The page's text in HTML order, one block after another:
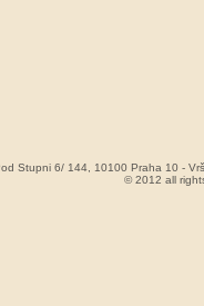
Stupni 6/ 144, 10100 Praha 10 -
© 2012 all